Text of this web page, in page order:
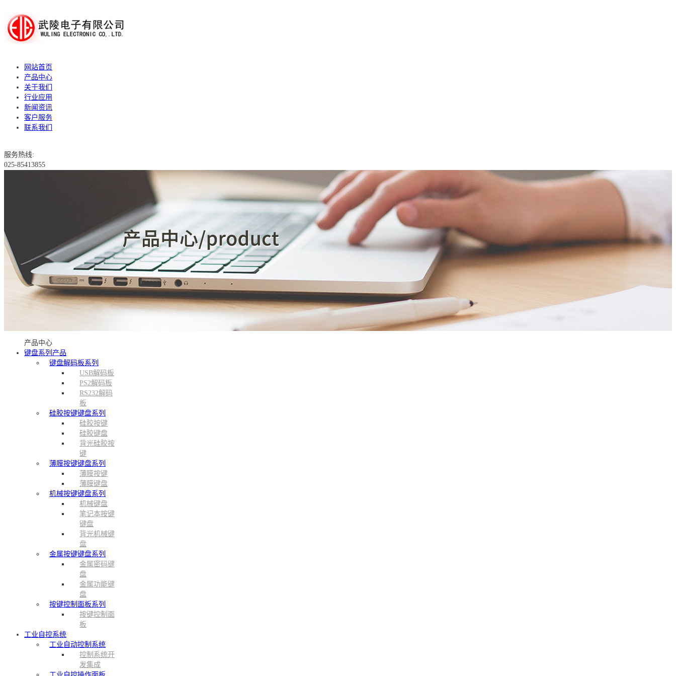
网站首页
产品中心
关于我们
行业应用
新闻资讯
客户服务
联系我们
服务热线:
025-85413855
产品中心
键盘系列产品
键盘解码板系列
USB解码板
PS2解码板
RS232解码
板
硅胶按键键盘系列
硅胶按键
硅胶键盘
背光硅胶按
键
薄膜按键键盘系列
薄膜按键
薄膜键盘
机械按键键盘系列
机械键盘
笔记本按键
键盘
背光机械键
盘
金属按键键盘系列
金属密码键
盘
金属功能键
盘
按键控制面板系列
按键控制面
板
工业自控系统
工业自动控制系统
控制系统开
发集成